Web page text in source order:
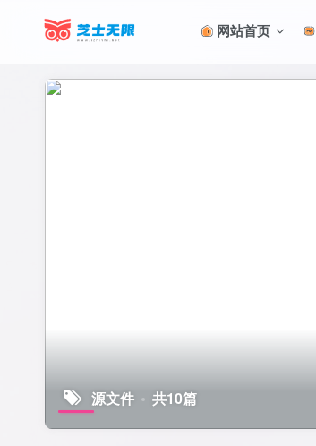
网站首页
源文件 共10篇